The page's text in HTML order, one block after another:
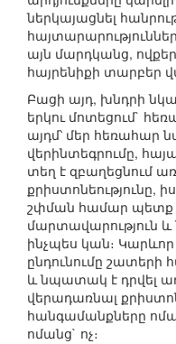
ներկայացնել
այն մարդկանց,
հայրենիքի տարբեր
Բացի այդ, խնդրի
երկու մոտեցում`
այդմ՝ մեր հեռահար
վերինտեգրումը,
տեղ է զբաղեցնում
քրիստոնեությունը,
շփման համար պետք է
մարտավարություն և
ինչպես կան։
ընդունումը շատերի
և նպատակ է դրվել
վերադառնալ
հանգամանքները
ոմանց` ոչ։